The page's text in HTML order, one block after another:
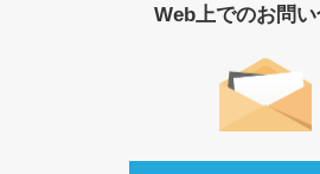
Web上でのお問